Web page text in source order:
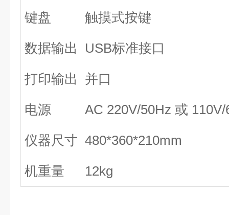
键盘
触摸式按键
数据输出
USB标准接口
打印输出
并口
电源
AC 220V/50Hz 或 110V/
仪器尺寸 480*360*210mm
机重量
12kg